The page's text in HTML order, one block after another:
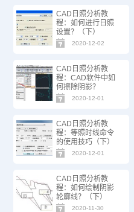
CAD日照分析教
程：如何进行日照
设置？（下）
2020-12-02
CAD日照分析教
程：CAD软件中如
何擦除阴影？
2020-12-01
CAD日照分析教
程：等照时线命令
的使用技巧（下）
2020-12-01
CAD日照分析教
程：如何绘制阴影
轮廓线？（下）
2020-11-30